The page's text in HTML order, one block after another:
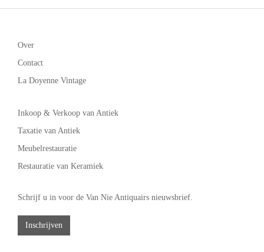
Over
Contact
La Doyenne Vintage
Inkoop & Verkoop van Antiek
Taxatie van Antiek
Meubelrestauratie
Restauratie van Keramiek
Schrijf u in voor de Van Nie Antiquairs nieuwsbrief.
Inschrijven